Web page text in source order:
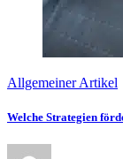
Allgemeiner Artikel
Welche Strategien